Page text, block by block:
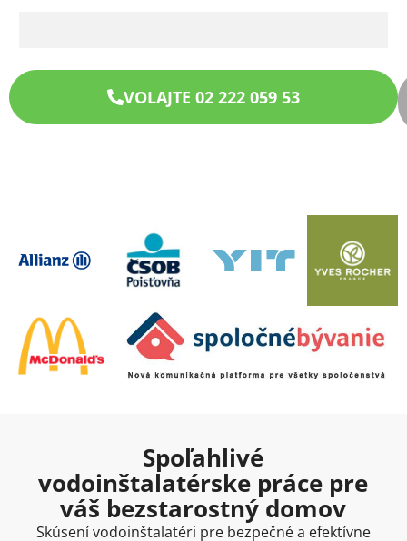
VOLAJTE 02 222 059 53
Spoľahlivé
vodoinštalatérske práce pre
váš bezstarostný domov
Skúsení vodoinštalatéri pre bezpečné a efektívne